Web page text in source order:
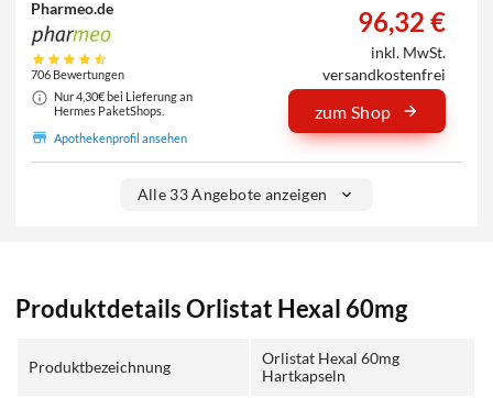
Pharmeo.de
706 Bewertungen
Nur 4,30€ bei Lieferung an
Hermes PaketShops.
Apothekenprofil ansehen
96,32 €
inkl. MwSt.
versandkostenfrei
zum Shop
Alle 33 Angebote anzeigen
Produktdetails Orlistat Hexal 60mg
Produktbezeichnung
Orlistat Hexal 60mg
Hartkapseln